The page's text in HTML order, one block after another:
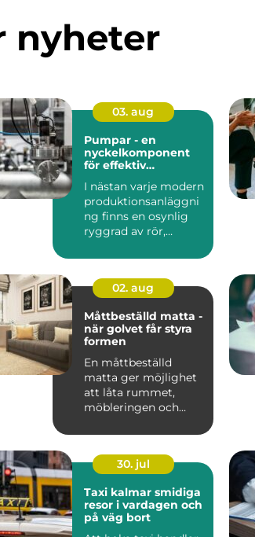
nyheter
03. aug
Pumpar - en
nyckelkomponent
för effektiv
I nästan varje modern
produktionsanläggni
ng finns en osynlig
ryggrad av rör,
02. aug
Måttbeställd matta -
när golvet får styra
formen
En måttbeställd
matta ger möjlighet
att låta rummet,
möbleringen och
30. jul
Taxi kalmar smidiga
resor i vardagen och
på väg bort